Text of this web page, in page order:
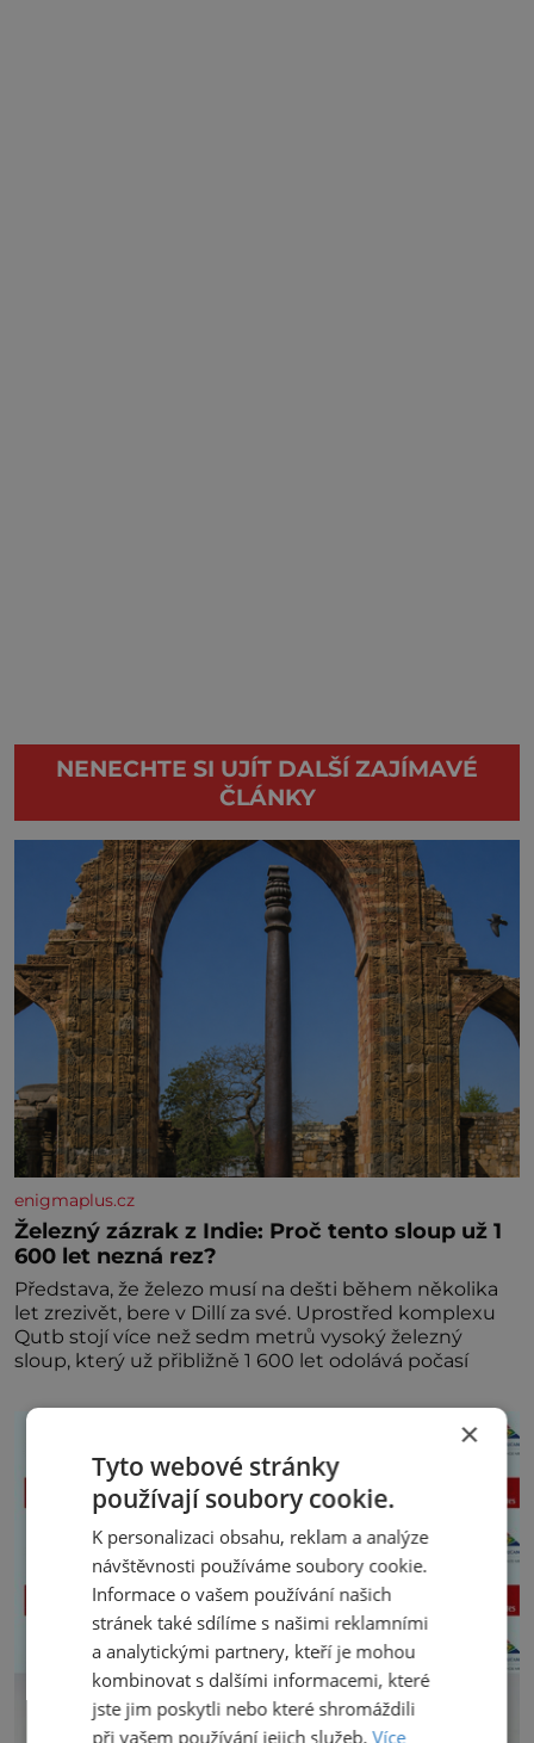
NENECHTE SI UJÍT DALŠÍ ZAJÍMAVÉ
ČLÁNKY
enigmaplus.cz
Železný zázrak z Indie: Proč tento sloup už 1
600 let nezná rez?
Představa, že železo musí na dešti během několika
let zrezivět, bere v Dillí za své. Uprostřed komplexu
Qutb stojí více než sedm metrů vysoký železný
sloup, který už přibližně 1 600 let odolává počasí
×
Tyto webové stránky
používají soubory cookie.
K personalizaci obsahu, reklam a analýze
návštěvnosti používáme soubory cookie.
Informace o vašem používání našich
stránek také sdílíme s našimi reklamními
a analytickými partnery, kteří je mohou
kombinovat s dalšími informacemi, které
jste jim poskytli nebo které shromáždili
při vašem používání jejich služeb.Více